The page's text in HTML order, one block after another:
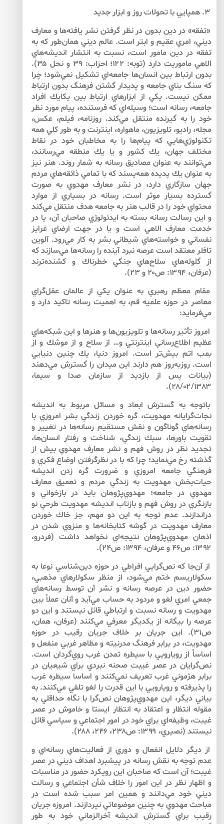
۳. همپايي با تحولات روز و ابزار جديد
«تفقه» در دين بدون در نظر گرفتن نشر يافته‌‌ها و معارف
ديني، امري عقيم و ابتر است. عالم ديني همان‌طور كه به
تفقه در دين مامور است، نسبت به انتشار انديشه‌‌هاي
الاهي ماموريت دارد (توبه: ۱۲۲؛ احزاب: ۳۹ و نحل ۳۵).
بدون ارتباط بين انسان‌‌ها جامعه‌‌اي تشكيل نمي‌‌شود؛ چرا
كه سنگ بناي جامعه و پديدار گشتن فرهنگ بدون ارتباط
ممكن نيست. يكي از ابزارهاي ارتباط بين يكايك افراد
جامعه، رسانه است؛ وسيله‌‌اي كه فرستنده، پيام مورد نظر
خود را به گيرنده منتقل مي‌‌كند. روزنامه، فيلم، عكس،
مجله، راديو، تلويزيون، ماهواره، اينترنت و به طور كلي همه
تكنولوژي‌هايي كه پيام‌ها را به مخاطبان خود در نقاط
مختلف جهان، يك كشور و يا يك منطقه مي‌رسانند،
مي‌‌توانند به عنوان مصاديق رسانه به شمار روند. هنر نيز
به عنوان يك پديده همه‌‌پسند كه با تمامي ذائقه‌‌هاي مردم
جهان سازگاري دارد، در نشر معارف مهدوي به صورت
گسترده بسيار موثر است. رسانه در بسياري از موارد
محتواي خود را در قالب هنر به جامعه هدف منتقل مي‌‌كند
و اين رسالت رسانه بسته به ايدئولوژي صاحبان آن، يا در
خدمت معارف الاهي است و يا در جهت ارضاي غرايز
نفساني و خواسته‌‌هاي شيطاني بشر به كار مي‌‌رود. آلوين
تافلر معتقد است عرصه نبرد آينده را رسانه‌‌ها مي‌‌سازند كه
از گلوله‌‌هاي سلاح‌‌هاي جنگي خطرناك‌‌ و كشنده‌‌ترند
(عرفان، ۱۳۹۴: ص۲۰ و ۲۳).
مقام معظم رهبري به عنوان يكي از عالمان عقل‌‌گراي
معاصر در حوزه علميه قم، به اهميت رسانه تاكيد دارد و
مي‌‌فرمايد:
امروز تأثير رسانه‌ها و تلويزيون‌ها و هنرها و اين شبكه‌هاي
عظيم اطلاع‌رسانىِ اينترنتي و… از سلاح و از موشك و از
بمب اتم بيش‌تر است. امروز دنيا، يك چنين دنيايي
است. روزبه‌روز هم دارند اين ميدان را گسترش مي‌‌دهند
(بيانات پس از بازديد از سازمان صدا‌ و ‌سيما،
۲۸/۰۲/۱۳۸۳).
باتوجه به گسترش ابعاد و مسائل مربوط به انديشه
نجات‌گرايانه مهدويت، گره خوردن زندگي بشر امروزي با
رسانه‌هاي گوناگون و نقش مستقيم رسانه‌‌ها در تغيير و
تقويت باورها، سبك زندگي، شناخت و رفتار انسان‌‌ها،
تجديد نظر در روش فهم و نشر معارف مهدوي بيش از
گذشته رخ مي‌نمايد؛ چرا كه با در نظرگرفتن اوضاع فكري و
فرهنگي جامعه امروزي و ضرورت گره زدن انديشه
حيات‌‌بخش مهدويت به زندگي مردم و تعميق معارف
مهدوي در جامعه؛ مهدوي‌‌پژوهان بايد در بازخواني و
بازنگري در روش فهم و بازتاب انديشه مهدويت طرحي نو
دراندازند. عدم توجه به اين دو مهم، جز خاك خوردن
معارف مهدويت در گوشه كتابخانه‌‌ها و منزوي شدن در
اذهان مهدوي‌‌پژوهان نتيجه‌اي نخواهد داشت (فردرو،
۱۳۹۲: ص۴۶ و عرفان، ۱۳۹۴: ص۲۴).
از آن‌‌جا كه نص‌‌گرايي افراطي در حوزه دين‌‌شناسي نوعا به
سكولاريسم ختم مي‌‌شود، از منظر سكولارهاي مذهبي،
حضور دين در عرصه رسانه و نشر آن توسط رسانه‌‌هاي
جمعي امري لغو و مردود به حساب مي‌‌آيد و آنان عملاً بين
مهدويت و رسانه نسبت و ارتباطي قائل نيستند و اين دو
عرصه را بيگانه از يكديگر معرفي مي‌‌كنند (عرفان، همان،
ص۳۱). اين جريان بر خلاف جريان رقيب در حوزه
مهدويت، در برابر فرهنگ مدرنيته و مظاهر غربي منفعل و
اساساً از رويارويي با سيطره تمدن غرب روي‌‌گردان است.
نص‌‌گرايان در عصر غيبت صحنه نبردي براي شيعيان در
برابر هژموني غرب تعريف نمي‌‌كنند و اساسا سيطره غرب
را پذيرفته و رويارويي با اين قدرت را لغو تلقي مي‌‌كنند. به
بياني ديگر، اين مهدوي‌‌پژوهان نص‌‌گرا با نگاه حداقلي به
مقوله انتظار و اعتقاد به انتظار ايستا و خاموش در عصر
غيبت، وظيفه‌اي براي خود در امور اجتماعي و سياسي قائل
نيستند (نصيري، ۱۳۹۹: ص۲۳۸، ۲۴۶، ۲۸۸).
از ديگر دلايل انفعال و دوري از فعاليت‌‌هاي رسانه‌‌اي و
عدم توجه به نقش رسانه در پيشبرد اهداف ديني در عصر
غيبت؛ آن است كه صاحبان اين رويكرد حضور در مناسبات
و اظهار نظر در اين امور را خلاف شأن اجتماعي و رسالت
ديني خود مي‌دانند و همين امر سبب شده است در
مباحث مهدوي به چنين موضوعاتي نپردازند. امروزه جريان
رقيب براي گسترش انديشه آخرالزماني خود به طور